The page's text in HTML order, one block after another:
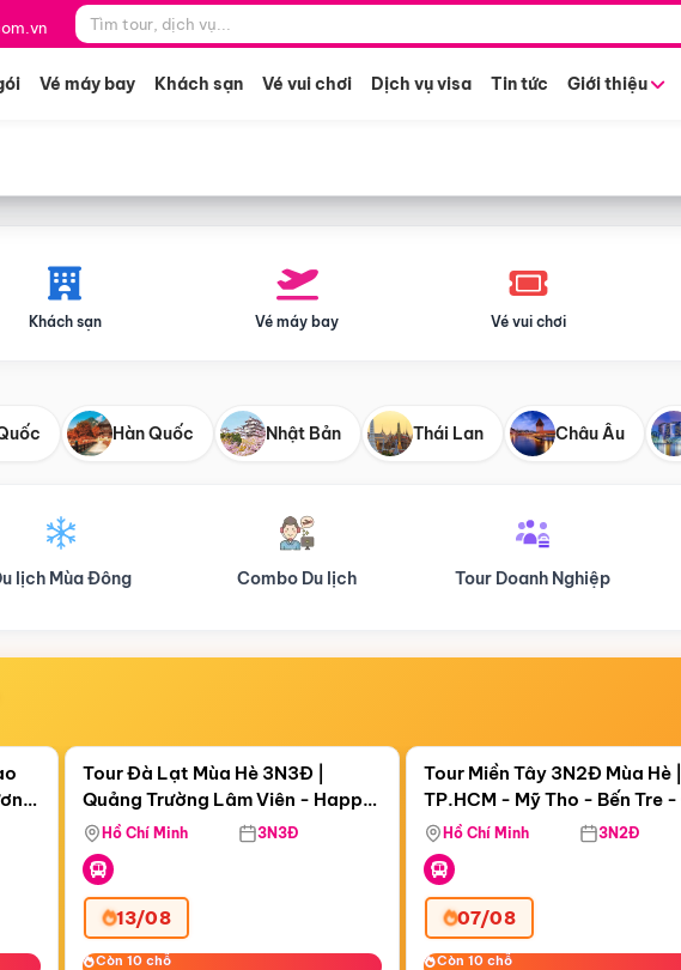
Vé máy bay Khách sạn Vé vui chơi Dịch vụ visa Tin tức Giới thiệu
Khách sạn Vé máy bay Vé vui chơi
Hàn Quốc Nhật Bản Thái Lan Châu Âu
Combo Du lịch Tour Doanh Nghiệp Du lịch Hành Hương
Còn06 ngày 22:51:15
Tour Đà Lạt Mùa Hè 3N3Đ |
Quảng Trường Lâm Viên - Happy
Hill - Puppy Farm
Hồ Chí Minh 3N3Đ
13/08
Còn 10 chỗ
Còn 10 chỗ
Còn00 ngày 22:51:15
Tour Miền Tây 3N2Đ Mùa Hè |
TP.HCM - Mỹ Tho - Bến Tre -
Thơ - Sóc Trăng - Bạc Liêu -
Mau
Hồ Chí Minh 3N2Đ
07/08
Còn 10 chỗ
Còn 10 chỗ